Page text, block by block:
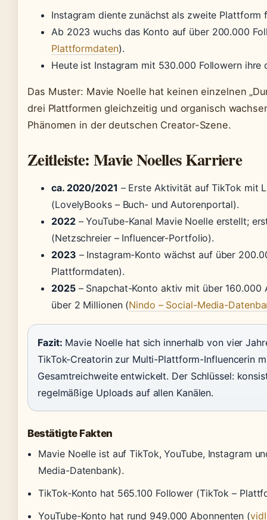
Instagram diente zunächst als zweite Plattform
Ab 2023 wuchs das Konto auf über 200.000
Plattformdaten).
Heute ist Instagram mit 530.000 Followern
Das Muster: Mavie Noelle hat keinen einzelnen
drei Plattformen gleichzeitig und organisch
Phänomen in der deutschen Creator-Szene.
Zeitleiste: Mavie Noelles Karriere
ca. 2020/2021 – Erste Aktivität auf TikTok mit
(LovelyBooks – Buch- und Autorenportal).
2022– YouTube-Kanal Mavie Noelle erstellt;
(Netzschreier – Influencer-Portfolio).
2023 – Instagram-Konto wächst auf über
Plattformdaten).
2025– Snapchat-Konto aktiv mit über 160.000
über 2 Millionen (Nindo – Social-Media-
Fazit: Mavie Noelle hat sich innerhalb von vier
TikTok-Creatorin zur Multi-Plattform-Influencerin
Gesamtreichweite entwickelt. Der Schlüssel:
regelmäßige Uploads auf allen Kanälen.
Bestätigte Fakten
Mavie Noelle ist auf TikTok, YouTube, Instagram
Media-Datenbank).
TikTok-Konto hat 565.100 Follower (TikTok –
YouTube-Konto hat rund 949.000 Abonnenten (